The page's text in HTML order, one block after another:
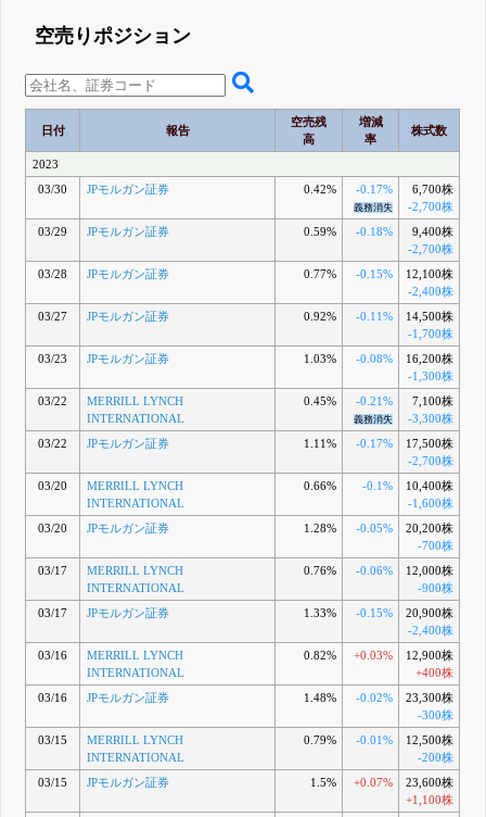
空売りポジション
日付 報告
空売残
高
増減
率
株式数
2023
03/30
JPモルガン証券 0.42% -0.17%
義務消失
6,700株
-2,700株
03/29
JPモルガン証券 0.59% -0.18%
9,400株
-2,700株
03/28
JPモルガン証券 0.77% -0.15%
12,100株
-2,400株
03/27
JPモルガン証券 0.92% -0.11%
14,500株
-1,700株
03/23
JPモルガン証券 1.03% -0.08%
16,200株
-1,300株
03/22
MERRILL LYNCH
INTERNATIONAL
0.45% -0.21%
義務消失
7,100株
-3,300株
03/22
JPモルガン証券 1.11% -0.17%
17,500株
-2,700株
03/20
MERRILL LYNCH
INTERNATIONAL
0.66% -0.1%
10,400株
-1,600株
03/20
JPモルガン証券 1.28% -0.05%
20,200株
-700株
03/17
MERRILL LYNCH
INTERNATIONAL
0.76% -0.06%
12,000株
-900株
03/17
JPモルガン証券 1.33% -0.15%
20,900株
-2,400株
03/16
MERRILL LYNCH
INTERNATIONAL
0.82% +0.03%
12,900株
+400株
03/16
JPモルガン証券 1.48% -0.02%
23,300株
-300株
03/15
MERRILL LYNCH
INTERNATIONAL
0.79% -0.01%
12,500株
-200株
03/15
JPモルガン証券 1.5% +0.07%
23,600株
+1,100株